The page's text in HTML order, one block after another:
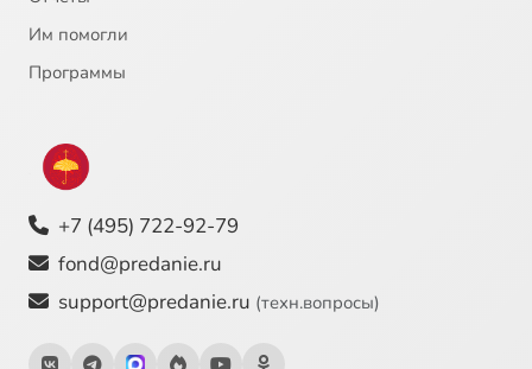
Им помогли
Программы
+7 (495) 722-92-79
fond@predanie.ru
support@predanie.ru (техн.вопросы)